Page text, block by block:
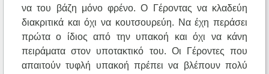
να του βάζη μόνο φρένο. Ο Γέροντας να κλαδεύη
διακριτικά και όχι να κουτσουρεύη. Να έχη περάσει
πρώτα ο ίδιος από την υπακοή και όχι να κάνη
πειράματα στον υποτακτικό του. Οι Γέροντες που
απαιτούν τυφλή υπακοή πρέπει να βλέπουν πολύ